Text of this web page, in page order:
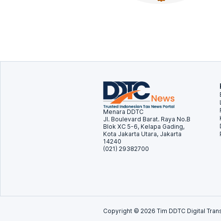
Menara DDTC
Jl. Boulevard Barat. Raya No.B
Blok XC 5-6, Kelapa Gading,
Kota Jakarta Utara, Jakarta
14240
(021) 29382700
Copyright © 2026 Tim DDTC Digital